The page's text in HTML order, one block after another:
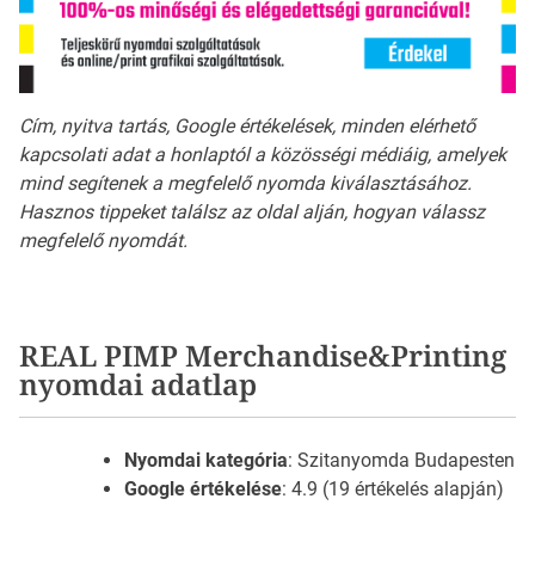
Cím, nyitva tartás, Google értékelések, minden elérhető
kapcsolati adat a honlaptól a közösségi médiáig, amelyek
mind segítenek a megfelelő nyomda kiválasztásához.
Hasznos tippeket találsz az oldal alján, hogyan válassz
megfelelő nyomdát.
REAL PIMP Merchandise&Printing
nyomdai adatlap
Nyomdai kategória: Szitanyomda Budapesten
Google értékelése: 4.9 (19 értékelés alapján)